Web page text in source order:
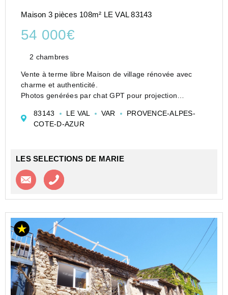
Maison 3 pièces 108m² LE VAL 83143
54 000€
2 chambres
Vente à terme libre Maison de village rénovée avec
charme et authenticité.
Photos genérées par chat GPT pour projection
Située au coeur du village de Le Val, cette charmante
maison de village de type 3 bénéficie d'une rénova...
83143 LE VAL VAR
PROVENCE-ALPES-
COTE-D-AZUR
LES SELECTIONS DE MARIE
Contacter l'agence